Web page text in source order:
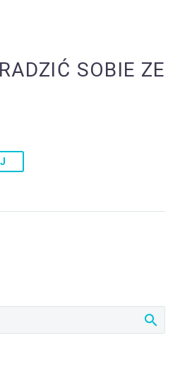
SOBIE ZE